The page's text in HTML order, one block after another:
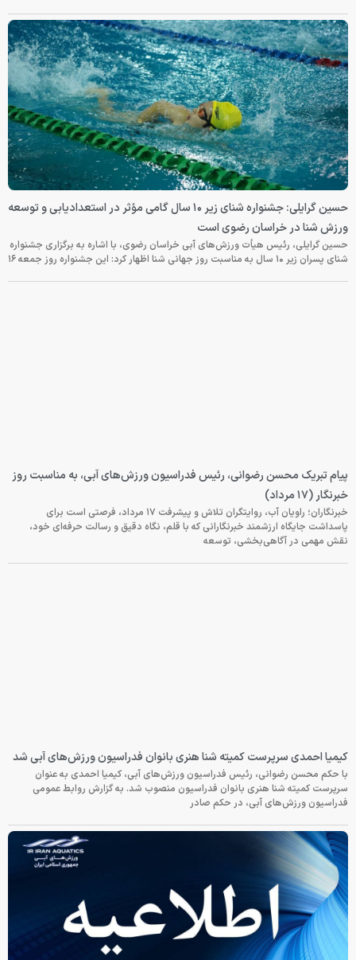
حسین گرایلی: جشنواره شنای زیر ۱۰ سال گامی مؤثر در استعدادیابی و توسعه
ورزش شنا در خراسان رضوی است
حسین گرایلی، رئیس هیأت ورزش‌های آبی خراسان رضوی، با اشاره به برگزاری جشنواره
شنای پسران زیر ۱۰ سال به مناسبت روز جهانی شنا اظهار کرد: این جشنواره روز جمعه‌ ۱۶
پیام تبریک محسن رضوانی، رئیس فدراسیون ورزش‌های آبی، به مناسبت روز
خبرنگار (۱۷ مرداد)
خبرنگاران؛ راویان آب، روایتگران تلاش و پیشرفت ۱۷ مرداد، فرصتی است برای
پاسداشت جایگاه ارزشمند خبرنگارانی که با قلم، نگاه دقیق و رسالت حرفه‌ای خود،
نقش مهمی در آگاهی‌بخشی، توسعه
کیمیا احمدی سرپرست کمیته شنا هنری بانوان فدراسیون ورزش‌های آبی شد
با حکم محسن رضوانی، رئیس فدراسیون ورزش‌های آبی، کیمیا احمدی به عنوان
سرپرست کمیته شنا هنری بانوان فدراسیون منصوب شد. به گزارش روابط عمومی
فدراسیون ورزش‌های آبی، در حکم صادر